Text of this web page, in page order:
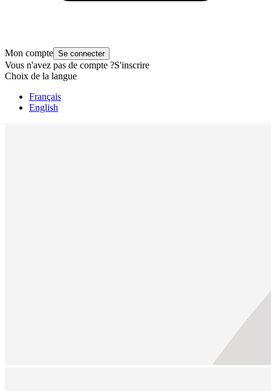
Mon compte Se connecter
Vous n'avez pas de compte ?S'inscrire
Choix de la langue
Français
English